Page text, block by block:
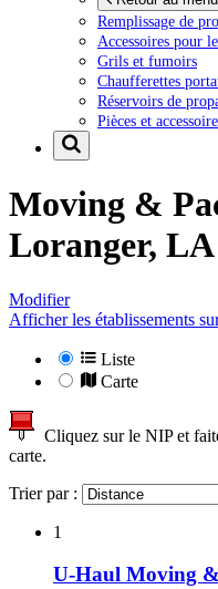
Remplissage de
Accessoires pour
Grils et fumoirs
Chaufferettes
Réservoirs de
Pièces et
Moving &
Loranger, LA
Modifier
Afficher les établissements
Liste
Carte
Cliquez sur le NIP et
carte.
Trier par :
1
U-Haul Moving